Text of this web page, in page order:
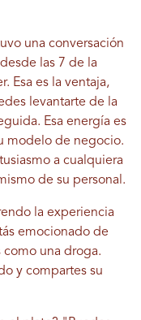
una conversación
las 7 de la
Esa es la ventaja,
levantarte de la
Esa energía es
modelo de negocio.
a cualquiera
de su personal.
la experiencia
emocionado de
como una droga.
y compartes su